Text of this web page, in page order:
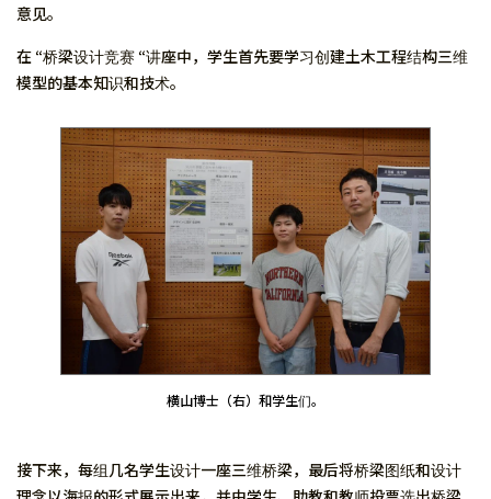
意见。
在 “桥梁设计竞赛 “讲座中，学生首先要学习创建土木工程结构三维
模型的基本知识和技术。
横山博士（右）和学生们。
接下来，每组几名学生设计一座三维桥梁，最后将桥梁图纸和设计